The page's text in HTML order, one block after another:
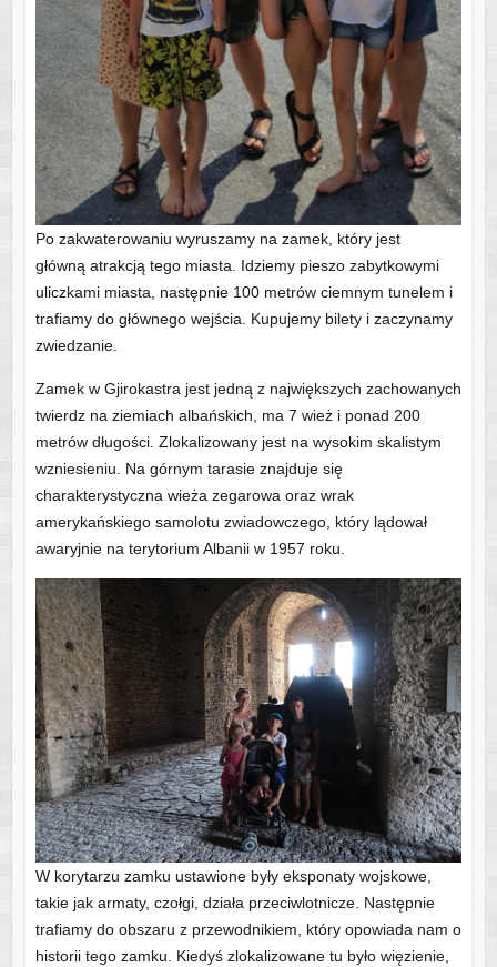
Po zakwaterowaniu wyruszamy na zamek, który jest
główną atrakcją tego miasta. Idziemy pieszo zabytkowymi
uliczkami miasta, następnie 100 metrów ciemnym tunelem i
trafiamy do głównego wejścia. Kupujemy bilety i zaczynamy
zwiedzanie.
Zamek w Gjirokastra jest jedną z największych zachowanych
twierdz na ziemiach albańskich, ma 7 wież i ponad 200
metrów długości. Zlokalizowany jest na wysokim skalistym
wzniesieniu. Na górnym tarasie znajduje się
charakterystyczna wieża zegarowa oraz wrak
amerykańskiego samolotu zwiadowczego, który lądował
awaryjnie na terytorium Albanii w 1957 roku.
W korytarzu zamku ustawione były eksponaty wojskowe,
takie jak armaty, czołgi, działa przeciwlotnicze. Następnie
trafiamy do obszaru z przewodnikiem, który opowiada nam o
historii tego zamku. Kiedyś zlokalizowane tu było więzienie,